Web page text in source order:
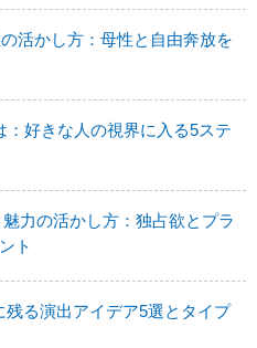
活かし方：母性と自由奔放を
好きな人の視界に入る5ステ
力の活かし方：独占欲とプラ
ト
る演出アイデア5選とタイプ